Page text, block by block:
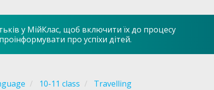
у МійКлас, щоб включити їх до процесу
про успіхи дітей.
10-11 class Travelling